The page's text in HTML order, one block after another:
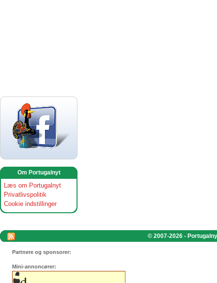
Om Portugalnyt
Læs om Portugalnyt
Privatlivspolitik
Cookie indstillinger
© 2007-2026 -
Partnere og sponsorer:
Mini-annoncører: